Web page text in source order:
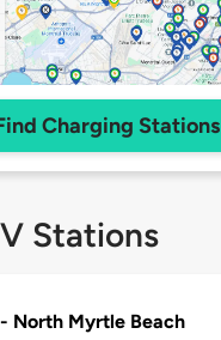
Charging Stations
Stations
North Myrtle Beach